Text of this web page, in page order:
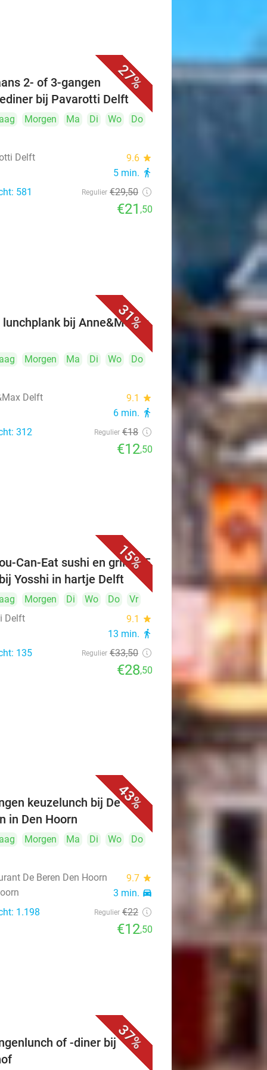
27%
2- of 3-gangen
bij Pavarotti Delft
Morgen Ma Di Wo
Do
Delft
9.6 star
5 min. directions_walk
581 Regulier €29,50
€21 ,50
31%
lunchplank bij Anne&Max in
Morgen Ma Di Wo
Do
Delft
9.1 star
6 min. directions_walk
312 Regulier €18
€12,50
15%
Can-Eat sushi en grill (2,5
Yosshi in hartje Delft
Morgen Di Wo Do
Vr
Delft
9.1 star
13 min. directions_walk
135 Regulier €33,50
€28,50
43%
keuzelunch bij De
in Den Hoorn
Morgen Ma Di Wo
Do
De Beren Den Hoorn
9.7 star
3 min. directions_car
1.198 Regulier €22
€12,50
37%
of -diner bij